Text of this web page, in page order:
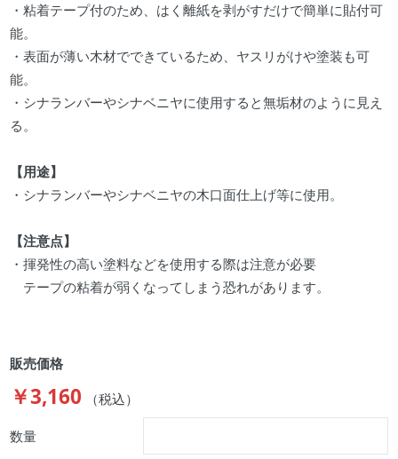
・粘着テープ付のため、はく離紙を剥がすだけで簡単に貼付可
能。
・表面が薄い木材でできているため、ヤスリがけや塗装も可
能。
・シナランバーやシナベニヤに使用すると無垢材のように見え
る。
【用途】
・シナランバーやシナベニヤの木口面仕上げ等に使用。
【注意点】
・揮発性の高い塗料などを使用する際は注意が必要
テープの粘着が弱くなってしまう恐れがあります。
販売価格
￥3,160 （税込）
数量